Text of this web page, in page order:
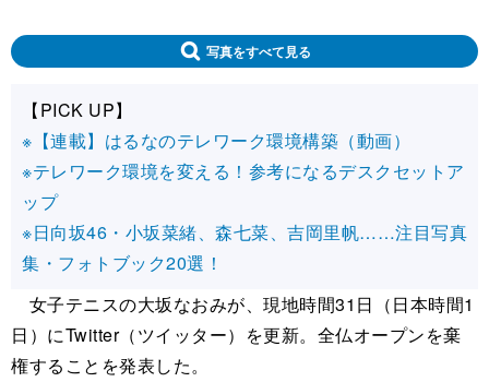
写真をすべて見る
【PICK UP】
※【連載】はるなのテレワーク環境構築（動画）
※テレワーク環境を変える！参考になるデスクセットア
ップ
※日向坂46・小坂菜緒、森七菜、吉岡里帆……注目写真
集・フォトブック20選！
女子テニスの大坂なおみが、現地時間31日（日本時間1
日）にTwitter（ツイッター）を更新。全仏オープンを棄
権することを発表した。